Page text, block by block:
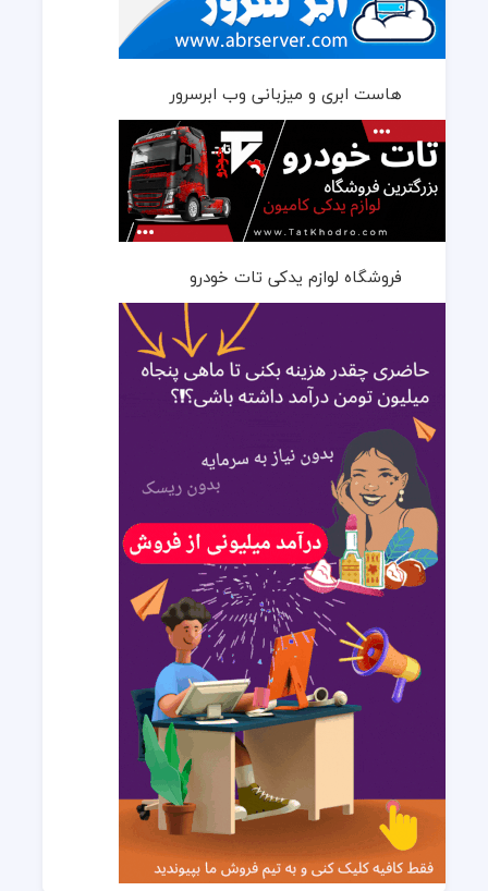
هاست ابری و میزبانی وب ابرسرور
فروشگاه لوازم یدکی تات خودرو